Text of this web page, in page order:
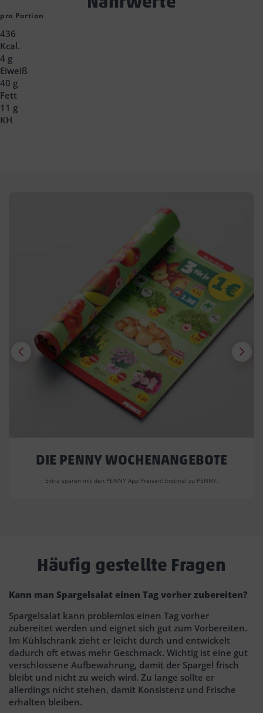
Block
Headline
pro Portion
436
Kcal.
4 g
Eiweiß
40 g
Fett
11 g
KH
DIE PENNY WOCHENANGEBOTE
Extra sparen mit den PENNY App Preisen! Erstmal zu PENNY.
Häufig gestellte Fragen
Kann man Spargelsalat einen Tag vorher zubereiten?
Spargelsalat kann problemlos einen Tag vorher
zubereitet werden und eignet sich gut zum Vorbereiten.
Im Kühlschrank zieht er leicht durch und entwickelt
dadurch oft etwas mehr Geschmack. Wichtig ist eine gut
verschlossene Aufbewahrung, damit der Spargel frisch
bleibt und nicht zu weich wird. Zu lange sollte er
allerdings nicht stehen, damit Konsistenz und Frische
erhalten bleiben.